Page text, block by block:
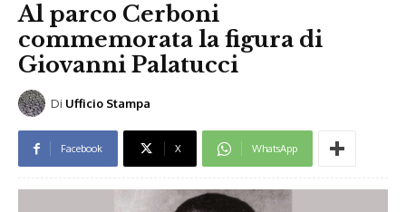
Al parco Cerboni
commemorata la figura di
Giovanni Palatucci
Di Ufficio Stampa
Facebook X WhatsApp